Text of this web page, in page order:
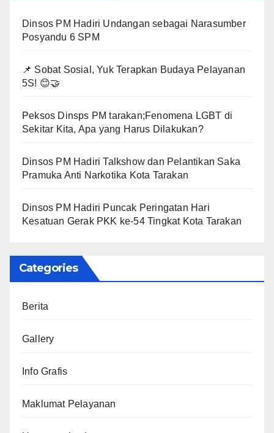
Dinsos PM Hadiri Undangan sebagai Narasumber
Posyandu 6 SPM
📌 Sobat Sosial, Yuk Terapkan Budaya Pelayanan
5S! 😊🤝
Peksos Dinsps PM tarakan;Fenomena LGBT di
Sekitar Kita, Apa yang Harus Dilakukan?
Dinsos PM Hadiri Talkshow dan Pelantikan Saka
Pramuka Anti Narkotika Kota Tarakan
Dinsos PM Hadiri Puncak Peringatan Hari
Kesatuan Gerak PKK ke-54 Tingkat Kota Tarakan
Categories
Berita
Gallery
Info Grafis
Maklumat Pelayanan